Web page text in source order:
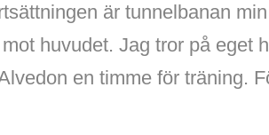
är tunnelbanan
huvudet. Jag tror på eget
en timme för träning.